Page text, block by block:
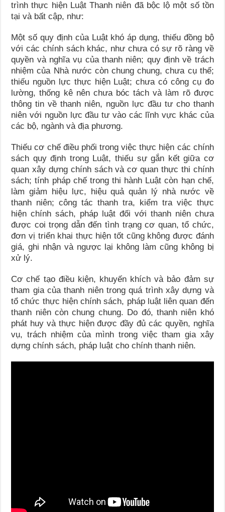
trình thực hiện Luật Thanh niên đã bộc lộ một số tồn
tại và bất cập, như:
Một số quy định của Luật khó áp dụng, thiếu đồng bộ
với các chính sách khác, như chưa có sự rõ ràng về
quyền và nghĩa vụ của thanh niên; quy định về trách
nhiệm của Nhà nước còn chung chung, chưa cụ thể;
thiếu nguồn lực thực hiện Luật; chưa có công cụ đo
lường, thống kê nên chưa bóc tách và làm rõ được
thông tin về thanh niên, nguồn lực đầu tư cho thanh
niên với nguồn lực đầu tư vào các lĩnh vực khác của
các bộ, ngành và địa phương.
Thiếu cơ chế điều phối trong việc thực hiện các chính
sách quy định trong Luật, thiếu sự gắn kết giữa cơ
quan xây dựng chính sách và cơ quan thực thi chính
sách; tính pháp chế trong thi hành Luật còn hạn chế,
làm giảm hiệu lực, hiệu quả quản lý nhà nước về
thanh niên; công tác thanh tra, kiểm tra việc thực
hiện chính sách, pháp luật đối với thanh niên chưa
được coi trọng dẫn đến tình trạng cơ quan, tổ chức,
đơn vị triển khai thực hiện tốt cũng không được đánh
giá, ghi nhận và ngược lại không làm cũng không bị
xử lý.
Cơ chế tạo điều kiện, khuyến khích và bảo đảm sự
tham gia của thanh niên trong quá trình xây dựng và
tổ chức thực hiện chính sách, pháp luật liên quan đến
thanh niên còn chung chung. Do đó, thanh niên khó
phát huy và thực hiện được đầy đủ các quyền, nghĩa
vụ, trách nhiệm của mình trong việc tham gia xây
dựng chính sách, pháp luật cho chính thanh niên.